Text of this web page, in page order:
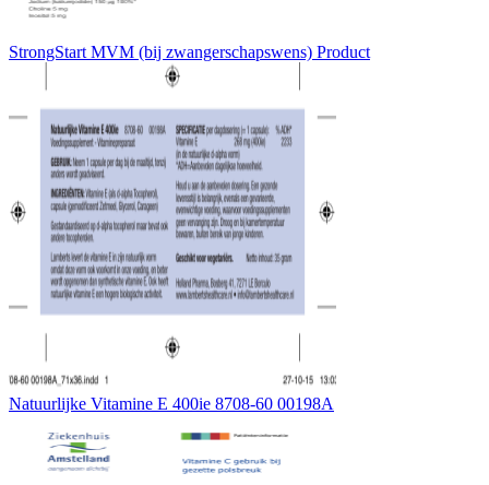
StrongStart MVM (bij zwangerschapswens) Product
Natuurlijke Vitamine E 400ie 8708-60 00198A